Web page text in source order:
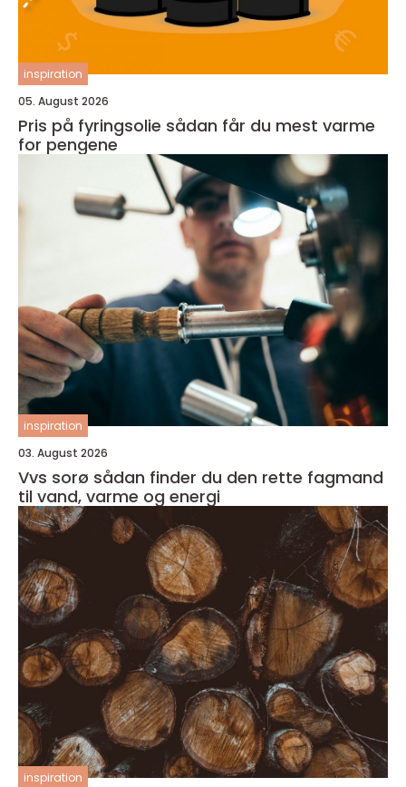
inspiration
05. August 2026
Pris på fyringsolie sådan får du mest varme
for pengene
inspiration
03. August 2026
Vvs sorø sådan finder du den rette fagmand
til vand, varme og energi
inspiration